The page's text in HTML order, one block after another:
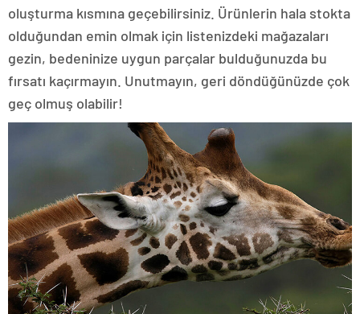
oluşturma kısmına geçebilirsiniz. Ürünlerin hala stokta
olduğundan emin olmak için listenizdeki mağazaları
gezin, bedeninize uygun parçalar bulduğunuzda bu
fırsatı kaçırmayın. Unutmayın, geri döndüğünüzde çok
geç olmuş olabilir!